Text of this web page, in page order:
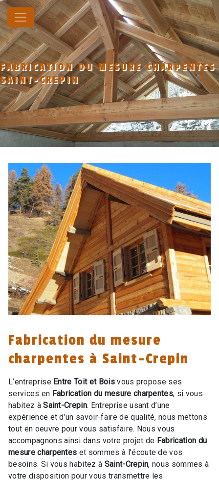
Panneau de gestion des cookies
FABRICATION DU MESURE CHARPENTES
SAINT-CREPIN
Fabrication du mesure
charpentes à Saint-Crepin
L’entreprise Entre Toit et Boisvous propose ses
services en Fabrication du mesure charpentes, si vous
habitez àSaint-Crepin. Entreprise usant d’une
expérience et d’un savoir-faire de qualité, nous mettons
tout en oeuvre pour vous satisfaire. Nous vous
accompagnons ainsi dans votre projet de Fabrication du
mesure charpentes et sommes à l’écoute de vos
besoins. Si vous habitez à Saint-Crepin, nous sommes à
votre disposition pour vous transmettre les